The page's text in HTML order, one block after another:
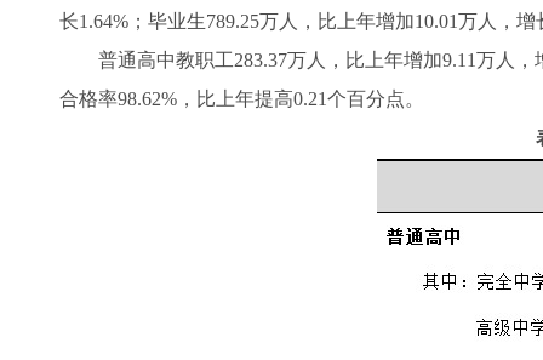
长1.64%；毕业生789.25万人，比上年增加10.01万人，增
普通高中教职工283.37万人，比上年增加9.11万人，
合格率98.62%，比上年提高0.21个百分点。